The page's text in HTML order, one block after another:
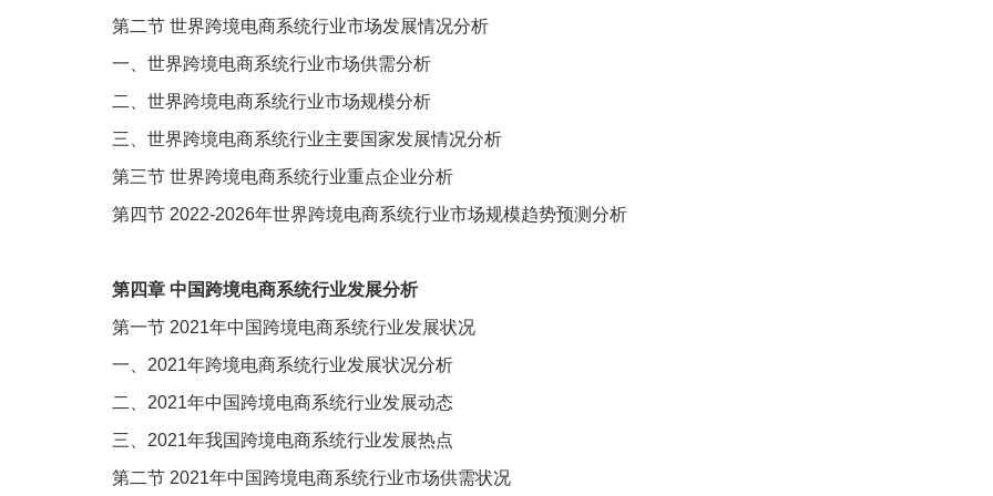
第二节 世界跨境电商系统行业市场发展情况分析
一、世界跨境电商系统行业市场供需分析
二、世界跨境电商系统行业市场规模分析
三、世界跨境电商系统行业主要国家发展情况分析
第三节 世界跨境电商系统行业重点企业分析
第四节 2022-2026年世界跨境电商系统行业市场规模趋势预测分析
第四章 中国跨境电商系统行业发展分析
第一节 2021年中国跨境电商系统行业发展状况
一、 2021年跨境电商系统行业发展状况分析
二、 2021年中国跨境电商系统行业发展动态
三、 2021年我国跨境电商系统行业发展热点
第二节 2021年中国跨境电商系统行业市场供需状况